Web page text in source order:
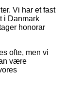
Vi har et fast
i Danmark
honorar
ofte, men vi
være